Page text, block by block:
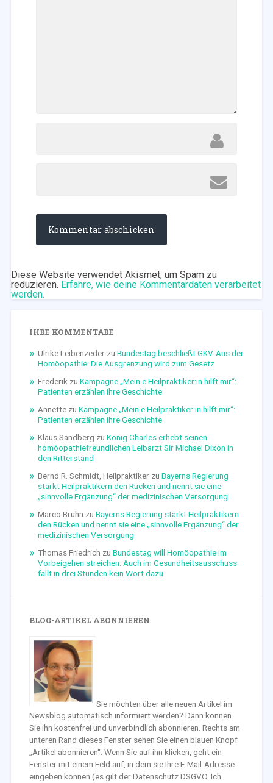
Diese Website verwendet Akismet, um Spam zu
reduzieren. Erfahre, wie deine Kommentardaten verarbeitet
werden.
IHRE KOMMENTARE
Ulrike Leibenzederzu Bundestag beschließt GKV-Aus der
Homöopathie: Die Ausgrenzung wird zum Gesetz
Frederik zu Kampagne „Mein:e Heilpraktiker:in hilft mir“:
Patienten erzählen ihre Geschichte
Annettezu Kampagne „Mein:e Heilpraktiker:in hilft mir“:
Patienten erzählen ihre Geschichte
Klaus Sandberg zu König Charles erhebt seinen
homöopathiefreundlichen Leibarzt Sir Michael Dixon in
den Ritterstand
Bernd R. Schmidt, Heilpraktikerzu Bayerns Regierung
stärkt Heilpraktikern den Rücken und nennt sie eine
„sinnvolle Ergänzung“ der medizinischen Versorgung
Marco Bruhn zu Bayerns Regierung stärkt Heilpraktikern
den Rücken und nennt sie eine „sinnvolle Ergänzung“ der
medizinischen Versorgung
Thomas Friedrich zu Bundestag will Homöopathie im
Vorbeigehen streichen: Auch im Gesundheitsausschuss
fällt in drei Stunden kein Wort dazu
BLOG-ARTIKEL ABONNIEREN
Sie möchten über alle neuen Artikel im
Newsblog automatisch informiert werden? Dann können
Sie ihn kostenfrei und unverbindlich abonnieren. Rechts am
unteren Rand dieses Fenster sehen Sie einen blauen Knopf
„Artikel abonnieren“. Wenn Sie auf ihn klicken, geht ein
Fenster mit einem Feld auf, in dem sie Ihre E-Mail-Adresse
eingeben können (es gilt der Datenschutz DSGVO. Ich